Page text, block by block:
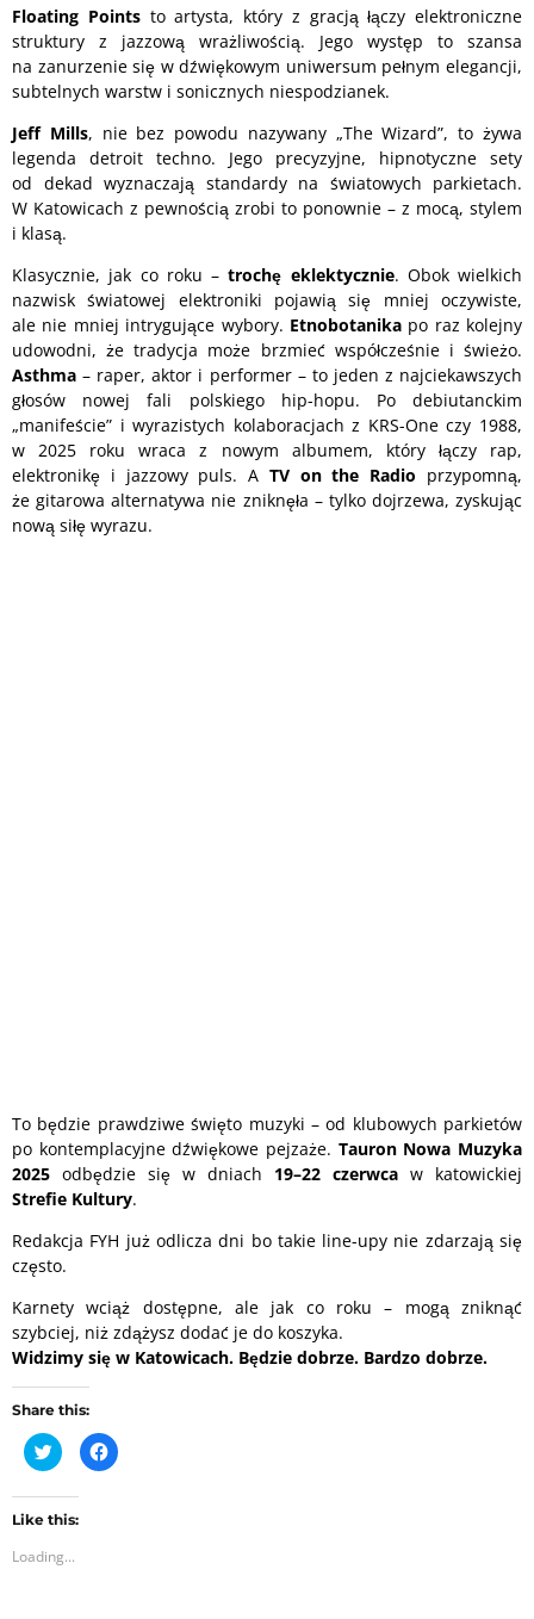
Floating Pointsto artysta, który z gracją łączy elektroniczne
struktury z jazzową wrażliwością. Jego występ to szansa
na zanurzenie się w dźwiękowym uniwersum pełnym elegancji,
subtelnych warstw i sonicznych niespodzianek.
Jeff Mills, nie bez powodu nazywany „The Wizard”, to żywa
legenda detroit techno. Jego precyzyjne, hipnotyczne sety
od dekad wyznaczają standardy na światowych parkietach.
W Katowicach z pewnością zrobi to ponownie – z mocą, stylem
i klasą.
Klasycznie, jak co roku –trochę eklektycznie. Obok wielkich
nazwisk światowej elektroniki pojawią się mniej oczywiste,
ale nie mniej intrygujące wybory. Etnobotanikapo raz kolejny
udowodni, że tradycja może brzmieć współcześnie i świeżo.
Asthma – raper, aktor i performer – to jeden z najciekawszych
głosów nowej fali polskiego hip-hopu. Po debiutanckim
„manifeście” i wyrazistych kolaboracjach z KRS-One czy 1988,
w 2025 roku wraca z nowym albumem, który łączy rap,
elektronikę i jazzowy puls. A TV on the Radio przypomną,
że gitarowa alternatywa nie zniknęła – tylko dojrzewa, zyskując
nową siłę wyrazu.
To będzie prawdziwe święto muzyki – od klubowych parkietów
po kontemplacyjne dźwiękowe pejzaże. Tauron Nowa Muzyka
2025 odbędzie się w dniach 19–22 czerwca w katowickiej
Strefie Kultury.
Redakcja FYH już odlicza dni bo takie line-upy nie zdarzają się
często.
Karnety wciąż dostępne, ale jak co roku – mogą zniknąć
szybciej, niż zdążysz dodać je do koszyka.
Widzimy się w Katowicach. Będzie dobrze. Bardzo dobrze.
Share this:
C
l
t
s
C
l
Like this:
Loading...